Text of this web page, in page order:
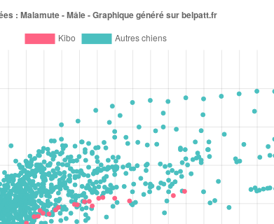
24.8 kg
21.85 kg
21 kg